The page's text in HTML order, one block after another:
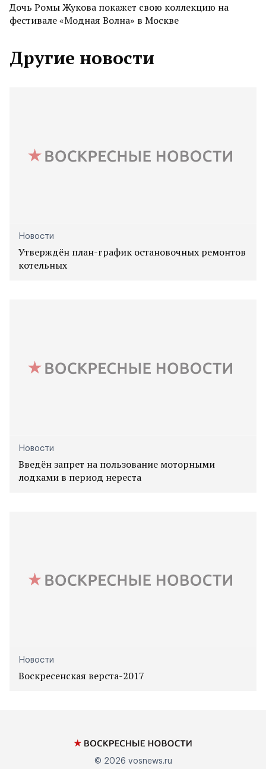
Дочь Ромы Жукова покажет свою коллекцию на
фестивале «Модная Волна» в Москве
Другие новости
Новости
Утверждён план-график остановочных ремонтов
котельных
Новости
Введён запрет на пользование моторными
лодками в период нереста
Новости
Воскресенская верста-2017
© 2026 vosnews.ru